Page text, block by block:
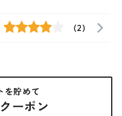
(2)
を貯めて
ーポン